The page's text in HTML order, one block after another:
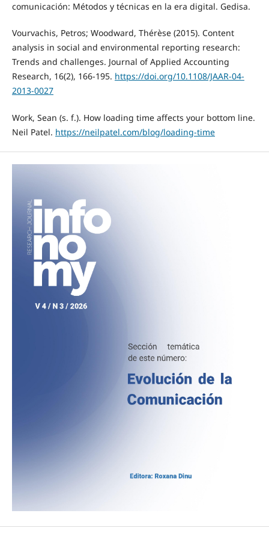
comunicación: Métodos y técnicas en la era digital. Gedisa.
Vourvachis, Petros; Woodward, Thérèse (2015). Content
analysis in social and environmental reporting research:
Trends and challenges. Journal of Applied Accounting
Research, 16(2), 166-195. https://doi.org/10.1108/JAAR-04-
2013-0027
Work, Sean (s. f.). How loading time affects your bottom line.
Neil Patel. https://neilpatel.com/blog/loading-time